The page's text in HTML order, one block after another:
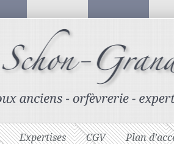
Expertises CGV Plan